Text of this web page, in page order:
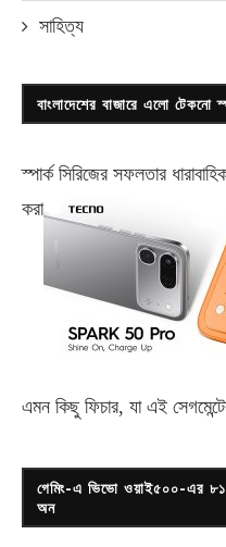
সাহিত্য
বাংলাদেশের বাজারে এলো টেকনো
স্পার্ক সিরিজের সফলতার
করা
এমন কিছু ফিচার, যা এই
গেমিং-এ ভিভো ওয়াই৫০০-এর
অন